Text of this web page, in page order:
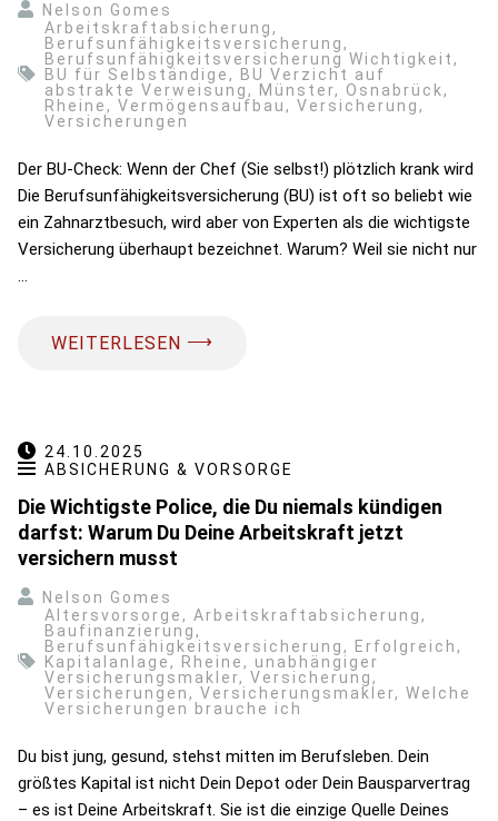
Nelson Gomes
Arbeitskraftabsicherung ,
Berufsunfähigkeitsversicherung ,
Berufsunfähigkeitsversicherung Wichtigkeit ,
BU für Selbständige ,
BU Verzicht auf
abstrakte Verweisung , Münster, Osnabrück ,
Rheine , Vermögensaufbau , Versicherung ,
Versicherungen
Der BU-Check: Wenn der Chef (Sie selbst!) plötzlich krank wird
Die Berufsunfähigkeitsversicherung (BU) ist oft so beliebt wie
ein Zahnarztbesuch, wird aber von Experten als die wichtigste
Versicherung überhaupt bezeichnet. Warum? Weil sie nicht nur
…
WEITERLESEN ⟶
24.10.2025
ABSICHERUNG & VORSORGE
Die Wichtigste Police, die Du niemals kündigen
darfst: Warum Du Deine Arbeitskraft jetzt
versichern musst
Nelson Gomes
Altersvorsorge , Arbeitskraftabsicherung ,
Baufinanzierung ,
Berufsunfähigkeitsversicherung , Erfolgreich ,
Kapitalanlage , Rheine , unabhängiger
Versicherungsmakler, Versicherung ,
Versicherungen , Versicherungsmakler, Welche
Versicherungen brauche ich
Du bist jung, gesund, stehst mitten im Berufsleben. Dein
größtes Kapital ist nicht Dein Depot oder Dein Bausparvertrag
– es ist Deine Arbeitskraft. Sie ist die einzige Quelle Deines